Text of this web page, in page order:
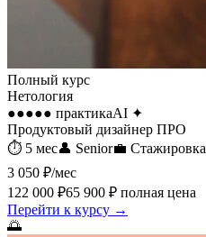
Полный курс
Нетология
●●●●● практикаAI ✦
Продуктовый дизайнер ПРО
⏱ 5 мес👤 Senior💼 Стажировка
3 050 ₽/мес
122 000 ₽65 900 ₽ полная цена
Перейти к курсу →
🌅